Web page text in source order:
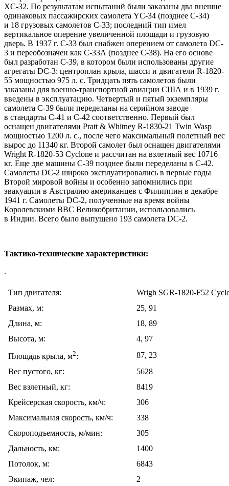
XC-32. По результатам испытаний были заказаны два внешне
одинаковых пассажирских самолета YC-34 (позднее С-34)
и 18 грузовых самолетов С-33; последний тип имел
вертикальное оперение увеличенной площади и грузовую
дверь. В 1937 г. С-33 был снабжен оперением от самолета DC-
3 и переобозначен как С-33А (позднее С-38). На его основе
был разработан С-39, в котором были использованы другие
агрегаты DC-3: центроплан крыла, шасси и двигатели R-1820-
55 мощностью 975 л. с. Тридцать пять самолетов были
заказаны для военно-транспортной авиации США и в 1939 г.
введены в эксплуатацию. Четвертый и пятый экземпляры
самолета С-39 были переделаны на серийном заводе
в стандарты С-41 и С-42 соответственно. Первый был
оснащен двигателями Pratt & Whitney R-1830-21 Twin Wasp
мощностью 1200 л. с., после чего максимальный полетный вес
вырос до 11340 кг. Второй самолет был оснащен двигателями
Wright R-1820-53 Cyclone и рассчитан на взлетный вес 10716
кг. Еще две машины С-39 позднее были переделаны в С-42.
Самолеты DC-2 широко эксплуатировались в первые годы
Второй мировой войны и особенно запомнились при
эвакуации в Австралию американцев с Филиппин в декабре
1941 г. Самолеты DC-2, полученные на время войны
Королевскими ВВС Великобритании, использовались
в Индии. Всего было выпущено 193 самолета DC-2.
Тактико-технические характеристики:
.
Тип двигателя:
Wrigh SGR-1820-F52
Размах, м:
25, 91
Длина, м:
18, 89
Высота, м:
4, 97
Площадь крыла, м2:
87, 23
Вес пустого, кг:
5628
Вес взлетный, кг:
8419
Крейсерская скорость, км/ч:
306
Максимальная скорость, км/ч:
338
Скороподъемность, м/мин:
305
Дальность, км:
1400
Потолок, м:
6843
Экипаж, чел:
2